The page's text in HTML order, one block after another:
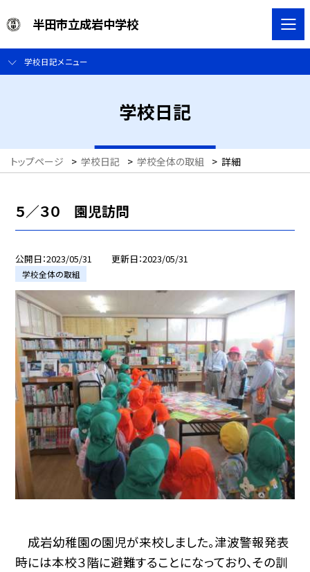
半田市立成岩中学校
学校日記メニュー
学校日記
トップページ > 学校日記 > 学校全体の取組 > 詳細
５／３０ 園児訪問
公開日 2023/05/31 更新日 2023/05/31
学校全体の取組
成岩幼稚園の園児が来校しました。津波警報発表
時には本校３階に避難することになっており、その訓